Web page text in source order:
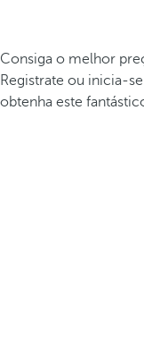
Consiga o melhor
Registrate ou inicia-
obtenha este